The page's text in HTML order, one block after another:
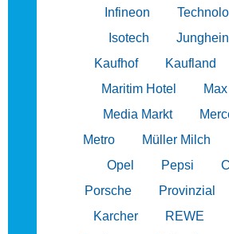
Infineon
Isotech
Kaufhof
Kaufland
Maritim Hotel
Media Markt
Metro
Müller Milch
Opel
Pepsi
Porsche
Provinzial
Karcher
REWE